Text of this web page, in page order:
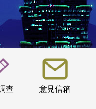
查 意見信箱
:::